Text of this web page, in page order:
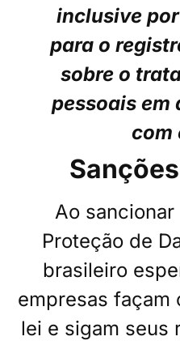
inclusive
para o
sobre o
pessoais em
com
Ao sancionar
Proteção de
brasileiro
empresas façam
lei e sigam seus